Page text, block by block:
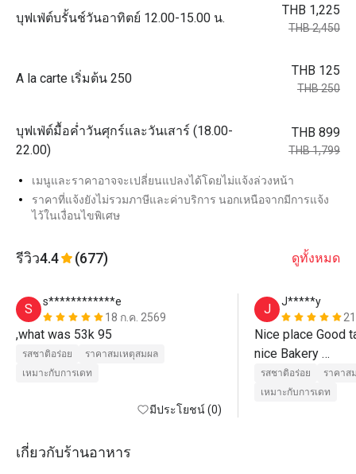
บุฟเฟ่ต์บรั้นช์วันอาทิตย์ 12.00-15.00 น.
THB 1,225
THB 2,450
A la carte เริ่มต้น 250
THB 125
THB 250
บุฟเฟ่ต์มื้อค่ำวันศุกร์และวันเสาร์ (18.00-
22.00)
THB 899
THB 1,799
เมนูและราคาอาจจะเปลี่ยนแปลงได้โดยไม่แจ้งล่วงหน้า
ราคาที่แจ้งยังไม่รวมภาษีและค่าบริการ นอกเหนือจากมีการแจ้ง
ไว้ในเงื่อนไขพิเศษ
รีวิว4.4 (677) ดูทั้งหมด
S
s************e
18 ก.ค. 2569
,what was 53k 95
รสชาติอร่อย
ราคาสมเหตุสมผล
เหมาะกับการเดท
มีประโยชน์ (0)
J
J*****y
Nice place Good
nice Bakery
Nice service
รสชาติอร่อย
ราคาส
เหมาะกับการเดท
เกี่ยวกับร้านอาหาร